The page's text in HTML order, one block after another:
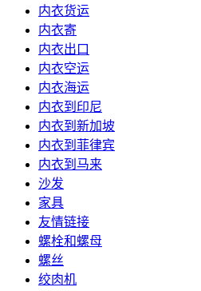
内衣货运
内衣寄
内衣出口
内衣空运
内衣海运
内衣到印尼
内衣到新加坡
内衣到菲律宾
内衣到马来
沙发
家具
友情链接
螺栓和螺母
螺丝
绞肉机